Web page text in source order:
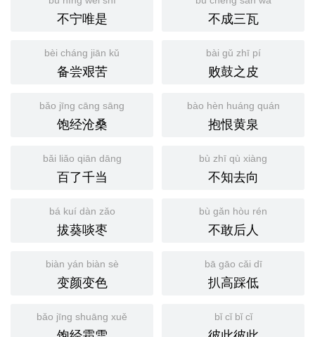
不宁唯是 不成三瓦
bèi cháng jiān kǔ
备尝艰苦
bài gǔ zhī pí
败鼓之皮
bǎo jīng cāng sāng
饱经沧桑
bào hèn huáng quán
抱恨黄泉
bǎi liǎo qiān dāng
百了千当
bù zhī qù xiàng
不知去向
bá kuí dàn zǎo
拔葵啖枣
bù gǎn hòu rén
不敢后人
biàn yán biàn sè
变颜变色
bā gāo cǎi dī
扒高踩低
bǎo jīng shuāng xuě bǐ cǐ bǐ cǐ